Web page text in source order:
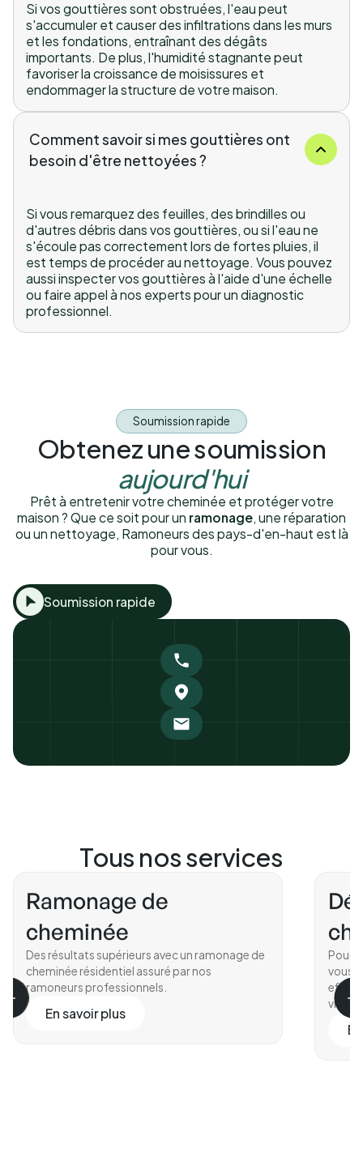
Si vos gouttières sont obstruées, l'eau peut
s'accumuler et causer des infiltrations dans les murs
et les fondations, entraînant des dégâts
importants. De plus, l'humidité stagnante peut
favoriser la croissance de moisissures et
endommager la structure de votre maison.
Comment savoir si mes gouttières ont
besoin d'être nettoyées ?
Si vous remarquez des feuilles, des brindilles ou
d'autres débris dans vos gouttières, ou si l'eau ne
s'écoule pas correctement lors de fortes pluies, il
est temps de procéder au nettoyage. Vous pouvez
aussi inspecter vos gouttières à l'aide d'une échelle
ou faire appel à nos experts pour un diagnostic
professionnel.
Soumission rapide
Obtenez une soumission
aujourd'hui
Prêt à entretenir votre cheminée et protéger votre
maison ? Que ce soit pour un ramonage, une réparation
ou un nettoyage, Ramoneurs des pays-d'en-haut est là
pour vous.
Soumission rapide
Tous nos services
Ramonage de
cheminée
Des résultats supérieurs avec un ramonage de
cheminée résidentiel assuré par nos
ramoneurs professionnels.
En savoir plus
Pour
vous